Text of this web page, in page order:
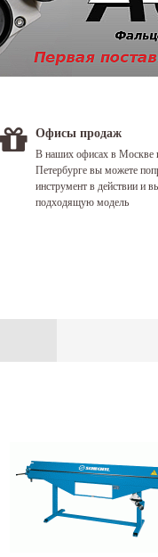
Офисы продаж
В наших офисах в Москве
Петербурге вы можете
инструмент в действии и
подходящую модель